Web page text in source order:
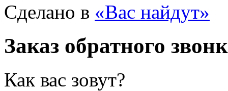
Сделано в «Вас найдут»
Заказ обратного
Как вас зовут?